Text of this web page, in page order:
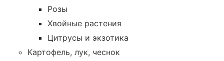
Розы
Хвойные растения
Цитрусы и экзотика
Картофель, лук, чеснок